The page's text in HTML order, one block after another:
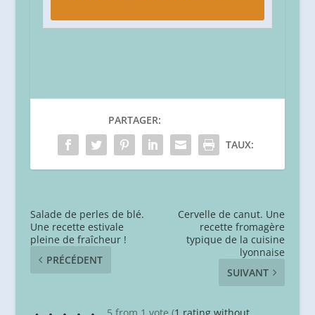
PARTAGER:
TAUX:
Salade de perles de blé.
Une recette estivale
pleine de fraîcheur !
PRÉCÉDENT
Cervelle de canut. Une
recette fromagère
typique de la cuisine
lyonnaise
SUIVANT